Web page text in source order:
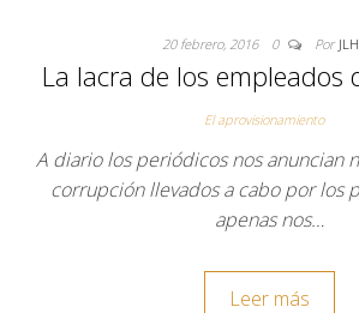
20 febrero, 2016 0 Por
La lacra de los empleados
El aprovisionamiento
A diario los periódicos nos anuncian
corrupción llevados a cabo por los
apenas nos…
Leer más